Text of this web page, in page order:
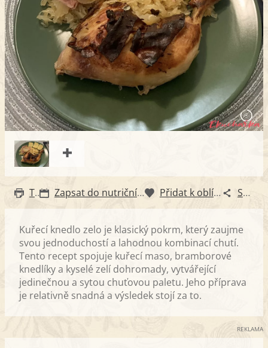
Tisk Zapsat do nutričního diáře Přidat k oblíbeným Sdílet
Kuřecí knedlo zelo je klasický pokrm, který zaujme
svou jednoduchostí a lahodnou kombinací chutí.
Tento recept spojuje kuřecí maso, bramborové
knedlíky a kyselé zelí dohromady, vytvářející
jedinečnou a sytou chuťovou paletu. Jeho příprava
je relativně snadná a výsledek stojí za to.
REKLAMA